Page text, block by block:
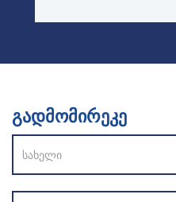
ᲒᲐᲓᲛᲝᲛᲘᲠᲔᲙᲔ